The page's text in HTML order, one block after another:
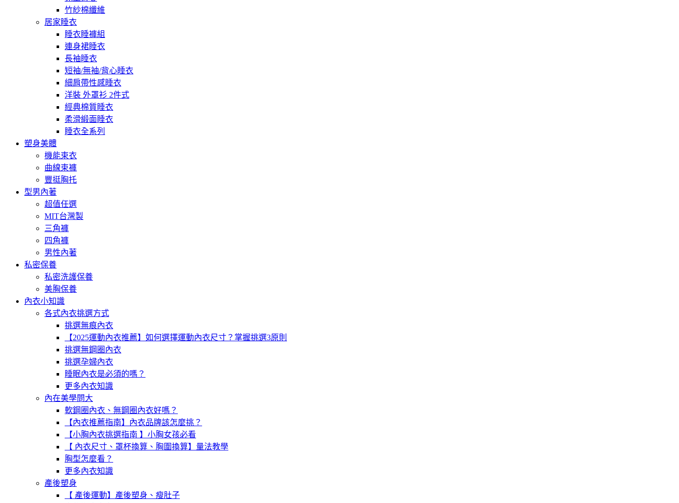
竹紗棉纖維
居家睡衣
睡衣睡褲組
連身裙睡衣
長袖睡衣
短袖/無袖/背心睡衣
細肩帶性感睡衣
洋裝 外罩衫 2件式
經典棉質睡衣
柔滑緞面睡衣
睡衣全系列
塑身美體
機能束衣
曲線束褲
豐挺胸托
型男內著
超值任選
MIT台灣製
三角褲
四角褲
男性內著
私密保養
私密洗護保養
美胸保養
內衣小知識
各式內衣挑選方式
挑選無痕內衣
【2025運動內衣推薦】如何選擇運動內衣尺寸？掌握挑選3原則
挑選無鋼圈內衣
挑選孕婦內衣
睡眠內衣是必須的嗎？
更多內衣知識
內在美學問大
軟鋼圈內衣、無鋼圈內衣好嗎？
【內衣推薦指南】內衣品牌該怎麼挑？
【小胸內衣挑選指南 】小胸女孩必看
【 內衣尺寸、罩杯換算、胸圍換算】量法教學
胸型怎麼看？
更多內衣知識
產後塑身
【 產後運動】產後塑身、瘦肚子